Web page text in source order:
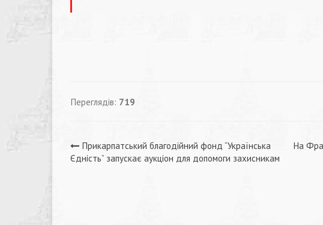
Переглядів: 719
Навігація
Прикарпатський благодійний фонд “Українська
Єдність” запускає аукціон для допомоги захисникам
На